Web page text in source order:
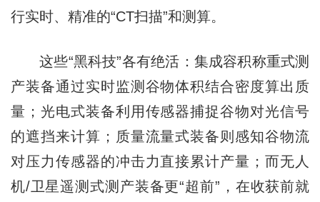
行实时、精准的“CT扫描”和测算。
这些“黑科技”各有绝活：集成容积称重式测
产装备通过实时监测谷物体积结合密度算出质
量；光电式装备利用传感器捕捉谷物对光信号
的遮挡来计算；质量流量式装备则感知谷物流
对压力传感器的冲击力直接累计产量；而无人
机/卫星遥测式测产装备更“超前”，在收获前就